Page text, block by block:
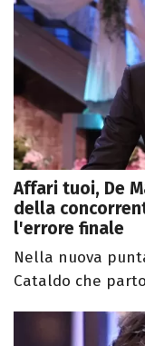
Affari tuoi, De
della
l'errore finale
Nella nuova
Cataldo che